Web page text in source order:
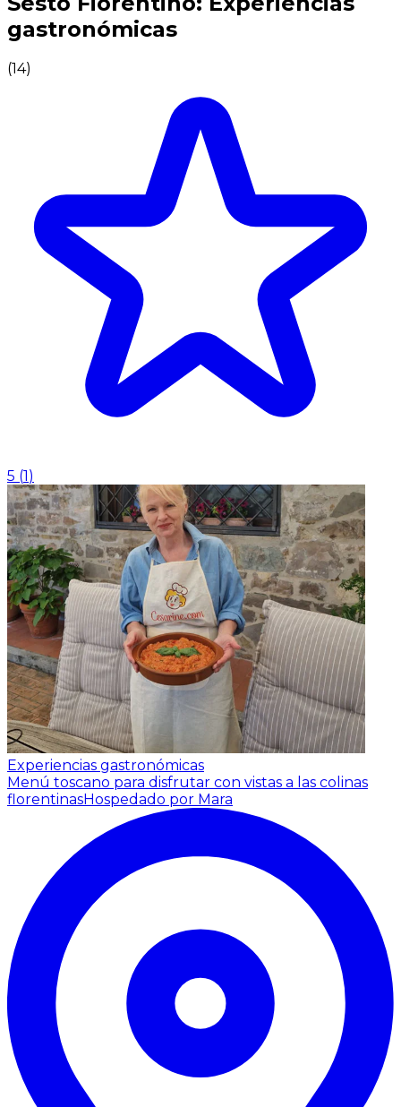
gastronómicas
(14)
5 (1)
Experiencias gastronómicas
Menú toscano para disfrutar con vistas a las colinas
florentinasHospedado por Mara